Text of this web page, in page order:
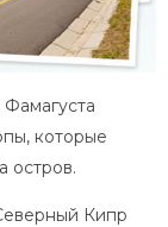
которые
остров.
Кипр